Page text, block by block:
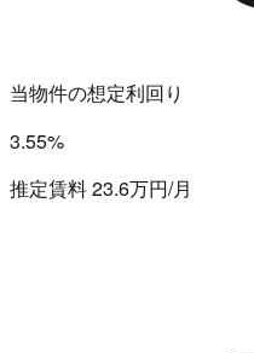
当物件の想定利回り
3.55%
推定賃料 23.6万円/月